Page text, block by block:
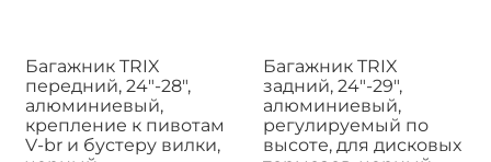
Багажник TRIX
передний, 24"-28",
алюминиевый,
крепление к пивотам
V-br и бустеру вилки,
Багажник TRIX
задний, 24"-29",
алюминиевый,
регулируемый по
высоте, для дисковых